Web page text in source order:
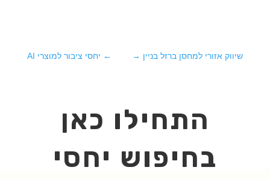
← יחסי ציבור למוצרי AI שיווק אזורי למחסן ברזל בניין →
התחילו כאן
בחיפוש יחסי